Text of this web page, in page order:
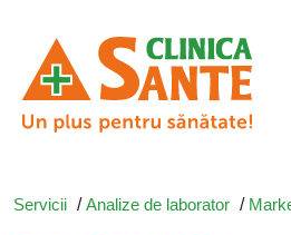
Servicii /Analize de laborator /